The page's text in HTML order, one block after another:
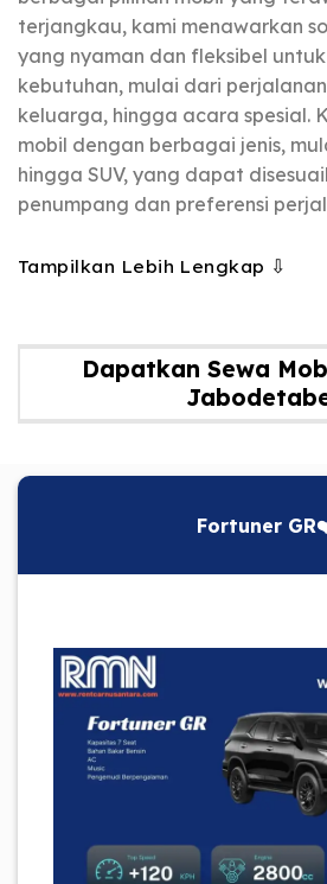
terjangkau, kami menawarkan
yang nyaman dan fleksibel
kebutuhan, mulai dari perjalanan
keluarga, hingga acara spesial.
mobil dengan berbagai jenis,
hingga SUV, yang dapat
penumpang dan preferensi
Tampilkan Lebih Lengkap ⇩
Dapatkan Sewa
Fortuner